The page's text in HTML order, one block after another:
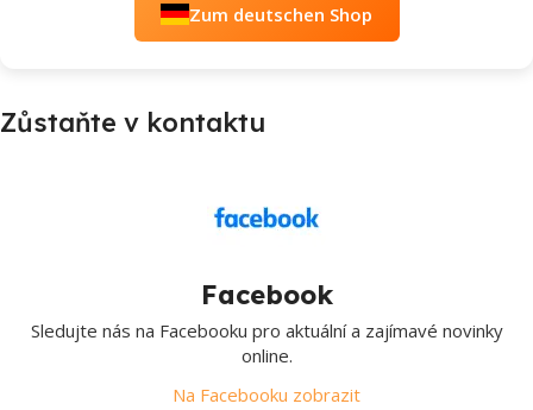
Zum deutschen Shop
Zůstaňte v kontaktu
Facebook
Sledujte nás na Facebooku pro aktuální a zajímavé novinky
online.
Na Facebooku zobrazit